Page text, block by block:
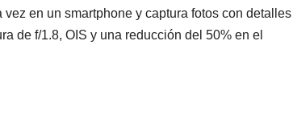
en un smartphone y captura fotos con detalles
de f/1.8, OIS y una reducción del 50% en el